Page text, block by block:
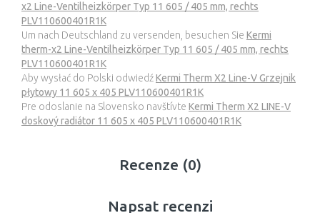
x2 Line-Ventilheizkörper Typ 11 605 / 405 mm, rechts
PLV110600401R1K
Um nach Deutschland zu versenden, besuchen Sie Kermi
therm-x2 Line-Ventilheizkörper Typ 11 605 / 405 mm, rechts
PLV110600401R1K
Aby wysłać do Polski odwiedźKermi Therm X2 Line-V Grzejnik
płytowy 11 605 x 405 PLV110600401R1K
Pre odoslanie na Slovensko navštívte Kermi Therm X2 LINE-V
doskový radiátor 11 605 x 405 PLV110600401R1K
Recenze (0)
Napsat recenzi